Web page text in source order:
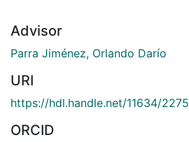
Advisor
Parra Jiménez, Orlando Darío
URI
https://hdl.handle.net/11634/2275
ORCID